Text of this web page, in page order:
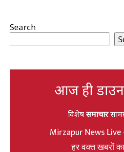
Search
आज ही
विशेषसमाचार
Mirzapur News
हर वक्त खबरों